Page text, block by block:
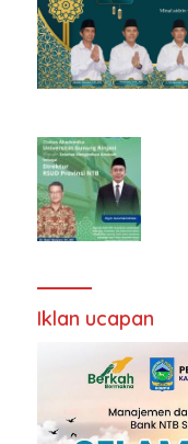
Iklan ucapan